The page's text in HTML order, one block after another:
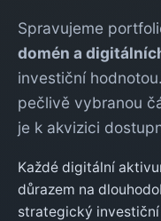
Spravujeme
domén a
investiční
pečlivě vybranou
je k akvizici
Každé digitální
důrazem na
strategický